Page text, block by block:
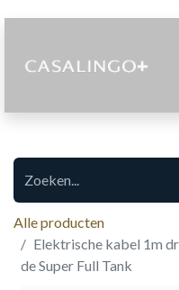
Alle producten
Elektrische kabel 1m
de Super Full Tank